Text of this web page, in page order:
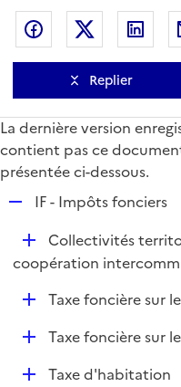
Partager surPartager
Replier
La dernière version
contient pas ce
présentée ci-dessous.
p
l
i
e
r
IF - Impôts fonciers
D
é
Collectivités
coopération
DTaxe foncière sur
DTaxe foncière sur
DTaxe d'habitation